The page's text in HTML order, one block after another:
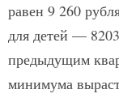
равен 9 260
для детей —
предыдущим
минимума